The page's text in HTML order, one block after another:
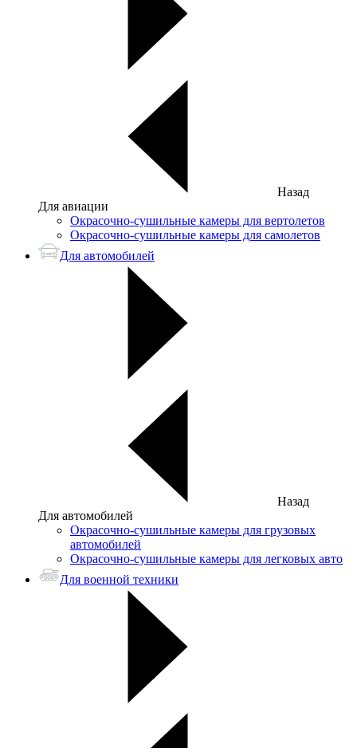
Назад
Для авиации
Окрасочно-сушильные камеры для вертолетов
Окрасочно-сушильные камеры для самолетов
Для автомобилей
Назад
Для автомобилей
Окрасочно-сушильные камеры для грузовых
автомобилей
Окрасочно-сушильные камеры для легковых авто
Для военной техники